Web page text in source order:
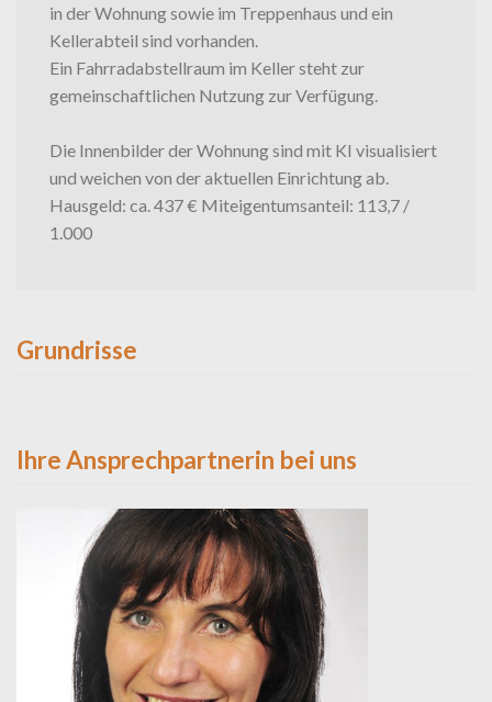
in der Wohnung sowie im Treppenhaus und ein
Kellerabteil sind vorhanden.
Ein Fahrradabstellraum im Keller steht zur
gemeinschaftlichen Nutzung zur Verfügung.
Die Innenbilder der Wohnung sind mit KI visualisiert
und weichen von der aktuellen Einrichtung ab.
Hausgeld: ca. 437 € Miteigentumsanteil: 113,7 /
1.000
Grundrisse
Ihre Ansprechpartnerin bei uns